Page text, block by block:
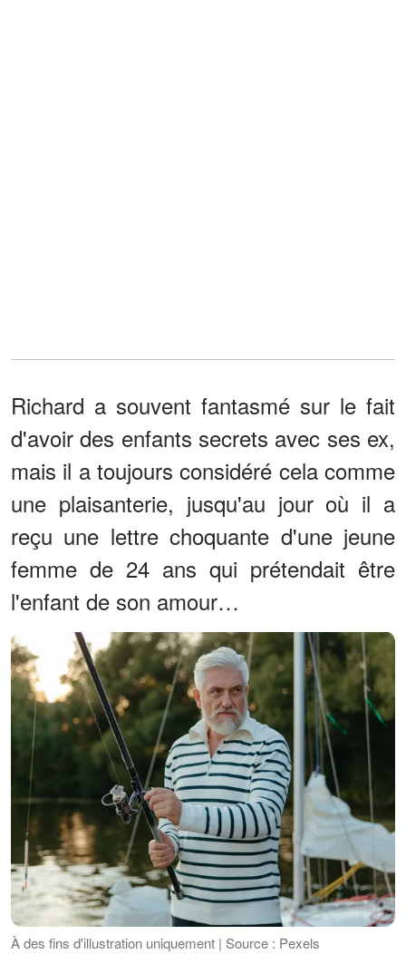
Richard a souvent fantasmé sur le fait
d'avoir des enfants secrets avec ses ex,
mais il a toujours considéré cela comme
une plaisanterie, jusqu'au jour où il a
reçu une lettre choquante d'une jeune
femme de 24 ans qui prétendait être
l'enfant de son amour…
À des fins d'illustration uniquement | Source : Pexels